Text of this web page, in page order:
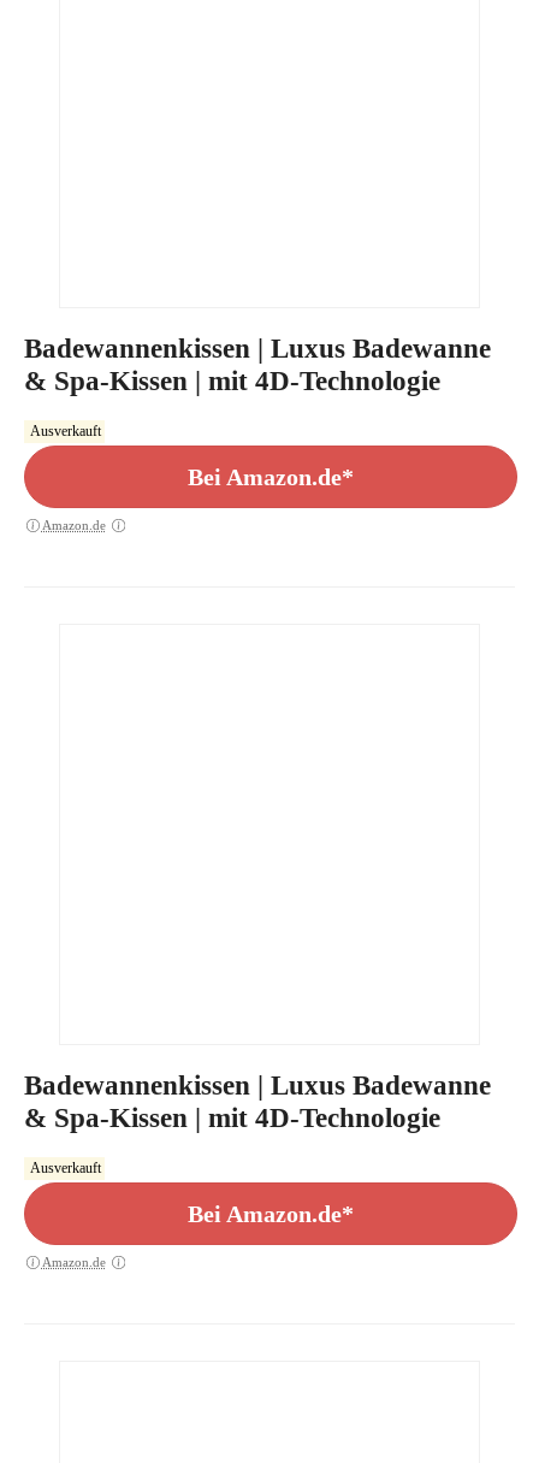
Badewannenkissen | Luxus Badewanne
& Spa-Kissen | mit 4D-Technologie
Ausverkauft
Bei Amazon.de*
Amazon.de
Badewannenkissen | Luxus Badewanne
& Spa-Kissen | mit 4D-Technologie
Ausverkauft
Bei Amazon.de*
Amazon.de